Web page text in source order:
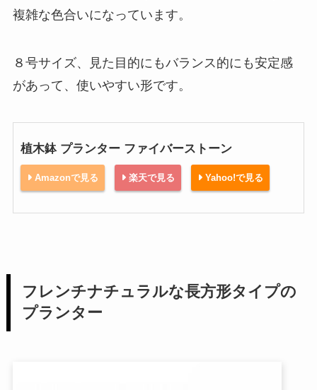
複雑な色合いになっています。
８号サイズ、見た目的にもバランス的にも安定感
があって、使いやすい形です。
植木鉢 プランター ファイバーストーン
Amazonで見る 楽天で見る Yahoo!で見る
フレンチナチュラルな長方形タイプの
プランター